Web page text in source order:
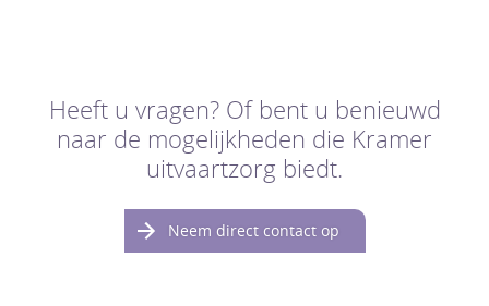
Heeft u vragen? Of bent u benieuwd
naar de mogelijkheden die Kramer
uitvaartzorg biedt.
Neem direct contact op